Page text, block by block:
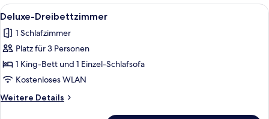
Alle
Fotos
für
Deluxe-
Dreibettzimmer
anzeigen
Ein Hotelzimmer mit einem Bett,
10
Deluxe-Dreibettzimmer
1 Schlafzimmer
Platz für 3 Personen
1 King-Bett und 1 Einzel-Schlafsofa
Kostenloses WLAN
Weitere Details
Weitere